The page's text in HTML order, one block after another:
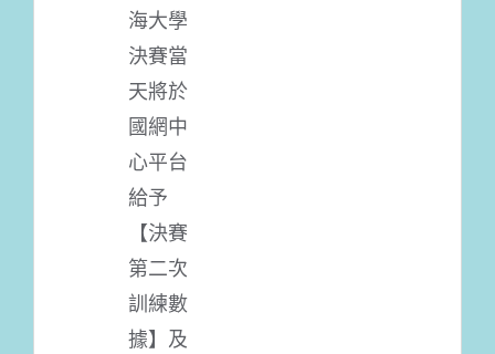
海大學
決賽當
天將於
國網中
心平台
給予
【決賽
第二次
訓練數
據】及